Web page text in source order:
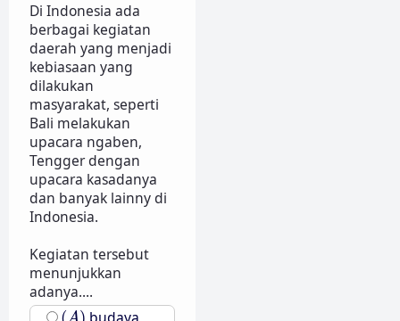
Di Indonesia ada
berbagai kegiatan
daerah yang menjadi
kebiasaan yang
dilakukan
masyarakat, seperti
Bali melakukan
upacara ngaben,
Tengger dengan
upacara kasadanya
dan banyak lainny di
Indonesia.
Kegiatan tersebut
menunjukkan
adanya....
(A)